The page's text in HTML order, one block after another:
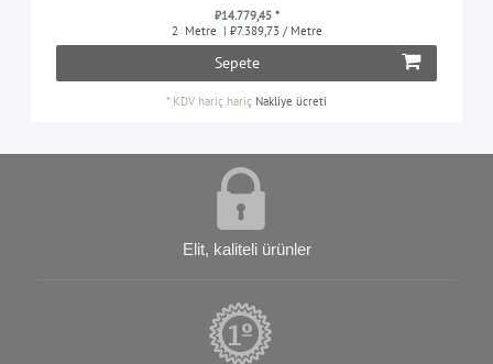
₺14.779,45 *
2 Metre | ₺7.389,73 / Metre
Sepete
* KDV hariç hariç Nakliye ücreti
Elit, kaliteli ürünler